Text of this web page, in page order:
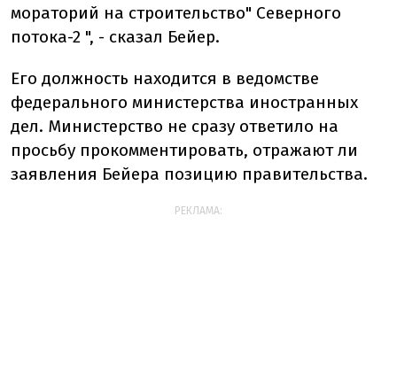
мораторий на строительство" Северного
потока-2 ", - сказал Бейер.
Его должность находится в ведомстве
федерального министерства иностранных
дел. Министерство не сразу ответило на
просьбу прокомментировать, отражают ли
заявления Бейера позицию правительства.
РЕКЛАМА: